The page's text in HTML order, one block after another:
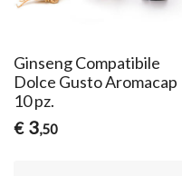
Ginseng Compatibile
Dolce Gusto Aromacap
10 pz.
€ 3,50